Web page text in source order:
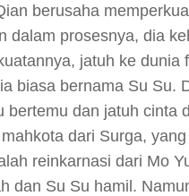
berusaha
dalam prosesnya, dia
jatuh ke dunia
biasa bernama Su Su.
bertemu dan jatuh cinta
dari Surga, yang
reinkarnasi dari Mo
dan Su Su hamil.